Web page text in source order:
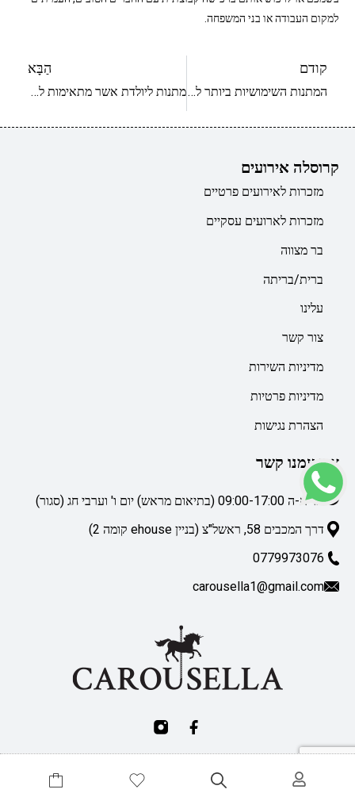
למקום העבודה או בני המשפחה.
קודם
המתנות השימושיות ביותר ליולדת – חלק ב’
הַבָּא
מתנות ליולדת אשר מתאימות לנשות עסקים
קרוסלה אירועים
מזכרות לאירועים פרטיים
מזכרות לארועים עסקיים
בר מצווה
ברית/בריתה
עלינו
צור קשר
מדיניות השירות
מדיניות פרטיות
הצהרת נגישות
צרו עמנו קשר
ימי א-ה 09:00-17:00 (בתיאום מראש) יום ו' וערבי חג (סגור)
דרך המכבים 58, ראשל"צ (בניין ehouse קומה 2)
0779973076
carousella1@gmail.com